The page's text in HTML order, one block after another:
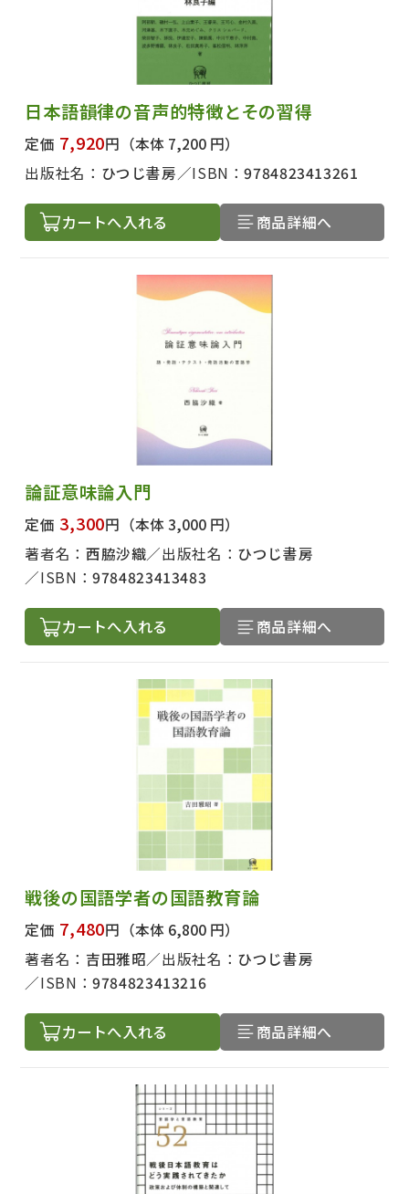
日本語韻律の音声的特徴とその習得
定価 7,920円 （本体 7,200 円）
出版社名： ひつじ書房 ISBN：9784823413261
カートへ入れる 商品詳細へ
論証意味論入門
定価 3,300円 （本体 3,000 円）
著者名： 西脇沙織 出版社名： ひつじ書房
ISBN：9784823413483
カートへ入れる 商品詳細へ
戦後の国語学者の国語教育論
定価 7,480円 （本体 6,800 円）
著者名： 吉田雅昭 出版社名： ひつじ書房
ISBN：9784823413216
カートへ入れる 商品詳細へ